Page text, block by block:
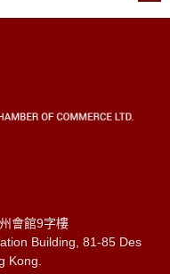
會館9字樓
Building, 81-85 Des
Kong.